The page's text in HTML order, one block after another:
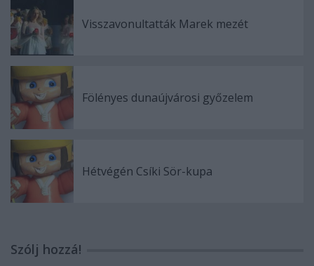
Visszavonultatták Marek mezét
Fölényes dunaújvárosi győzelem
Hétvégén Csíki Sör-kupa
Szólj hozzá!